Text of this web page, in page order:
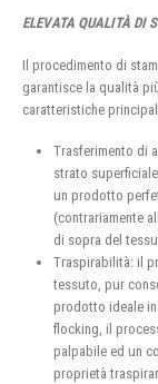
ELEVATA QUALITÀ DI
Il procedimento di
garantisce la qualità
caratteristiche
Trasferimento di
strato
un prodotto
(contrariamente
di sopra del
Traspirabilità: il
tessuto, pur
prodotto ideale
flocking, il
palpabile ed un
proprietà